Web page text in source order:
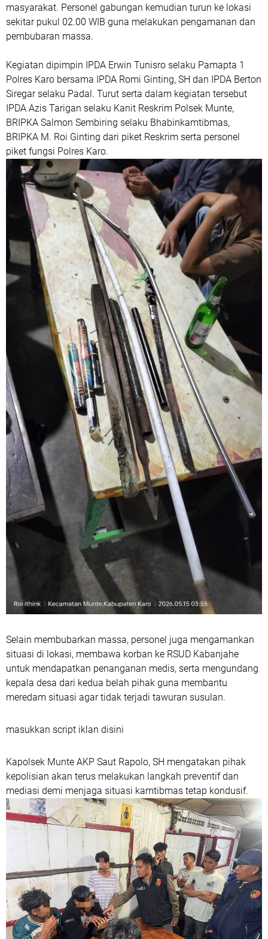
masyarakat. Personel gabungan kemudian turun ke lokasi
sekitar pukul 02.00 WIB guna melakukan pengamanan dan
pembubaran massa.
Kegiatan dipimpin IPDA Erwin Tunisro selaku Pamapta 1
Polres Karo bersama IPDA Romi Ginting, SH dan IPDA Berton
Siregar selaku Padal. Turut serta dalam kegiatan tersebut
IPDA Azis Tarigan selaku Kanit Reskrim Polsek Munte,
BRIPKA Salmon Sembiring selaku Bhabinkamtibmas,
BRIPKA M. Roi Ginting dari piket Reskrim serta personel
piket fungsi Polres Karo.
Selain membubarkan massa, personel juga mengamankan
situasi di lokasi, membawa korban ke RSUD Kabanjahe
untuk mendapatkan penanganan medis, serta mengundang
kepala desa dari kedua belah pihak guna membantu
meredam situasi agar tidak terjadi tawuran susulan.
masukkan script iklan disini
Kapolsek Munte AKP Saut Rapolo, SH mengatakan pihak
kepolisian akan terus melakukan langkah preventif dan
mediasi demi menjaga situasi kamtibmas tetap kondusif.